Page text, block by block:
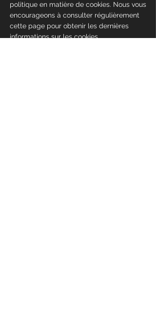
politique en matière de cookies. Nous vous
encourageons à consulter régulièrement
cette page pour obtenir les dernières
informations sur les cookies.